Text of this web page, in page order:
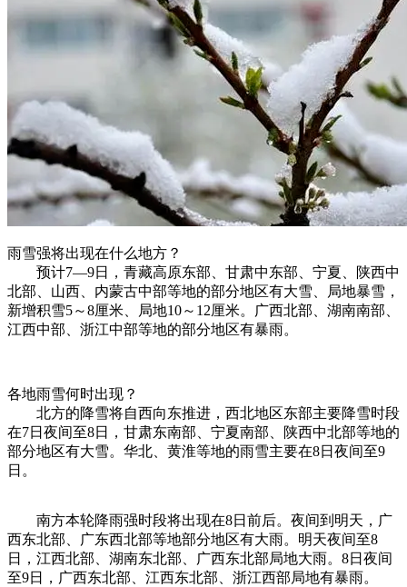
雨雪强将出现在什么地方？
预计7—9日，青藏高原东部、甘肃中东部、宁夏、陕西中
北部、山西、内蒙古中部等地的部分地区有大雪、局地暴雪，
新增积雪5～8厘米、局地10～12厘米。广西北部、湖南南部、
江西中部、浙江中部等地的部分地区有暴雨。
各地雨雪何时出现？
北方的降雪将自西向东推进，西北地区东部主要降雪时段
在7日夜间至8日，甘肃东南部、宁夏南部、陕西中北部等地的
部分地区有大雪。华北、黄淮等地的雨雪主要在8日夜间至9
日。
南方本轮降雨强时段将出现在8日前后。夜间到明天，广
西东北部、广东西北部等地部分地区有大雨。明天夜间至8
日，江西北部、湖南东北部、广西东北部局地大雨。8日夜间
至9日，广西东北部、江西东北部、浙江西部局地有暴雨。